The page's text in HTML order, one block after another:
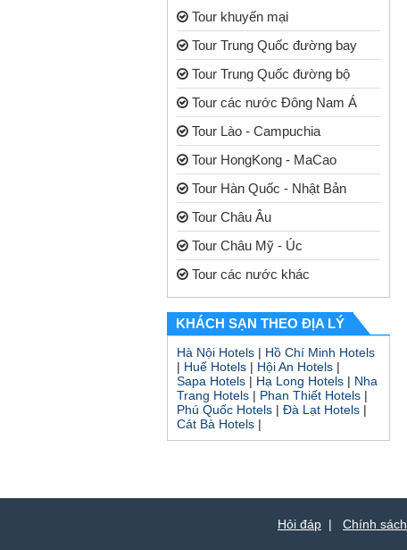
Tour khuyến mại
Tour Trung Quốc đường bay
Tour Trung Quốc đường bộ
Tour các nước Đông Nam Á
Tour Lào - Campuchia
Tour HongKong - MaCao
Tour Hàn Quốc - Nhật Bản
Tour Châu Âu
Tour Châu Mỹ - Úc
Tour các nước khác
KHÁCH SẠN THEO ĐỊA LÝ
Hà Nội Hotels | Hồ Chí Minh Hotels
| Huế Hotels | Hội An Hotels |
Sapa Hotels | Hạ Long Hotels | Nha
Trang Hotels | Phan Thiết Hotels |
Phú Quốc Hotels | Đà Lạt Hotels |
Cát Bà Hotels |
Hỏi đáp | Chính sách